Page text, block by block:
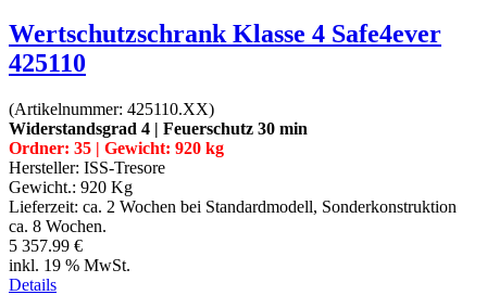
Wertschutzschrank Klasse 4 Safe4ever
425110
(Artikelnummer: 425110.XX)
Widerstandsgrad 4 | Feuerschutz 30 min
Ordner: 35 | Gewicht: 920 kg
Hersteller: ISS-Tresore
Gewicht.: 920 Kg
Lieferzeit: ca. 2 Wochen bei Standardmodell, Sonderkonstruktion
ca. 8 Wochen.
5 357.99 €
inkl. 19 % MwSt.
Details